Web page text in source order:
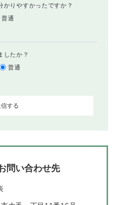
かりやすかったですか？
普通
したか？
普通
問い合わせ先